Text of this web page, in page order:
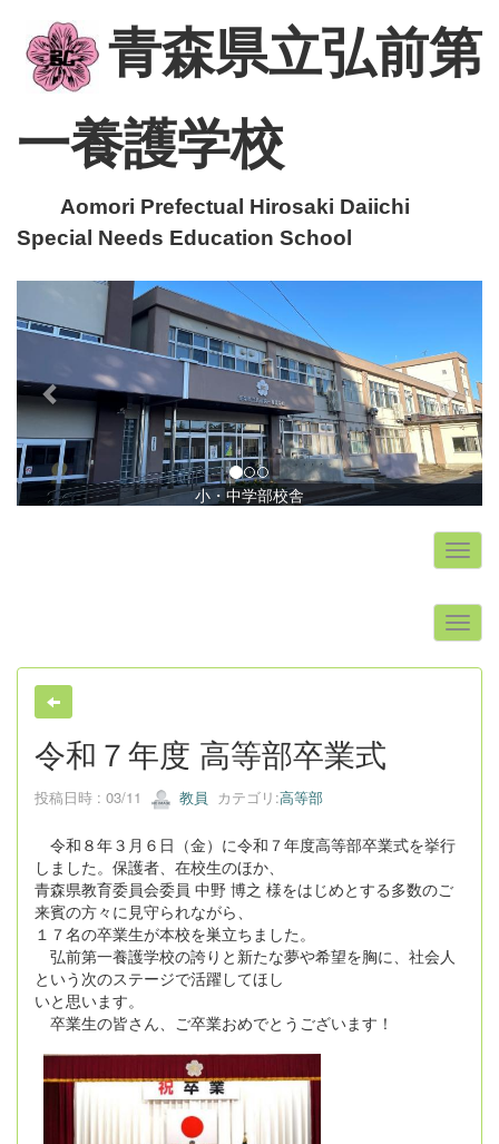
青森県立弘前第
一養護学校
Aomori Prefectual Hirosaki Daiichi
Special Needs Education School
小・中学部校舎
r
v
i
o
u
s
x
t
令和７年度 高等部卒業式
投稿日時 : 03/11 教員 カテゴリ:高等部
令和８年３月６日（金）に令和７年度高等部卒業式を挙行
しました。保護者、在校生のほか、
青森県教育委員会委員 中野 博之 様をはじめとする多数のご
来賓の方々に見守られながら、
１７名の卒業生が本校を巣立ちました。
弘前第一養護学校の誇りと新たな夢や希望を胸に、社会人
という次のステージで活躍してほし
いと思います。
卒業生の皆さん、ご卒業おめでとうございます！